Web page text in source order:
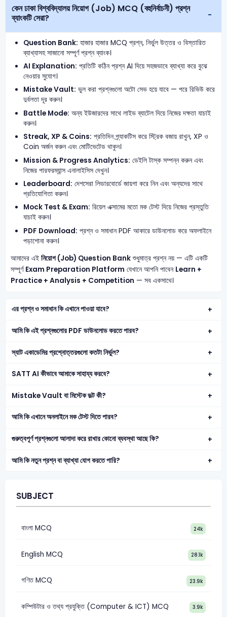
কেন ঢাকা বিশ্ববিদ্যালয় নিয়োগ (Job) MCQ (বহুনির্বাচনী) প্রশ্ন
ব্যাংকটি সেরা?
Question Bank: হাজার হাজার MCQ প্রশ্ন, নির্ভুল উত্তর ও বিস্তারিত
ব্যাখ্যাসহ সাজানো সম্পূর্ণ প্রশ্ন ব্যাংক।
AI Explanation: প্রতিটি কঠিন প্রশ্ন AI দিয়ে সহজভাবে ব্যাখ্যা করে বুঝে
নেওয়ার সুযোগ।
Mistake Vault: ভুল করা প্রশ্নগুলো অটো সেভ হয়ে যাবে — পরে রিভিউ করে
দুর্বলতা দূর করুন।
Battle Mode: অন্য ইউজারদের সাথে লাইভ ব্যাটেল দিয়ে নিজের দক্ষতা যাচাই
করুন।
Streak, XP & Coins: প্রতিদিন প্র্যাকটিস করে স্ট্রিক বজায় রাখুন, XP ও
Coin অর্জন করুন এবং মোটিভেটেড থাকুন।
Mission & Progress Analytics: ডেইলি টাস্ক সম্পন্ন করুন এবং
নিজের পারফরম্যান্স এনালাইসিস দেখুন।
Leaderboard: দেশসেরা লিডারবোর্ডে জায়গা করে নিন এবং অন্যদের সাথে
প্রতিযোগিতা করুন।
Mock Test & Exam: রিয়েল এক্সামের মতো মক টেস্ট দিয়ে নিজের প্রস্তুতি
যাচাই করুন।
PDF Download: প্রশ্ন ও সমাধান PDF আকারে ডাউনলোড করে অফলাইনে
পড়াশোনা করুন।
আমাদের এই নিয়োগ (Job) Question Bankশুধুমাত্র প্রশ্ন নয় — এটি একটি
সম্পূর্ণ Exam Preparation Platform যেখানে আপনি পাবেন Learn +
Practice + Analysis + Competition — সব একসাথে।
এর প্রশ্ন ও সমাধান কি এখানে পাওয়া যাবে?
আমি কি এই প্রশ্নগুলোর PDF ডাউনলোড করতে পারব?
স্যাট একাডেমির প্রশ্নোত্তরগুলো কতটা নির্ভুল?
SATT AI কীভাবে আমাকে সাহায্য করবে?
Mistake Vault বা মিস্টেক ভল্ট কী?
আমি কি এখানে অনলাইনে মক টেস্ট দিতে পারব?
গুরুত্বপূর্ণ প্রশ্নগুলো আলাদা করে রাখার কোনো ব্যবস্থা আছে কি?
আমি কি নতুন প্রশ্ন বা ব্যাখ্যা যোগ করতে পারি?
SUBJECT
বাংলা MCQ 24k
English MCQ 28.1k
গণিত MCQ 23.9k
কম্পিউটার ও তথ্য প্রযুক্তি (Computer & ICT) MCQ 3.9k